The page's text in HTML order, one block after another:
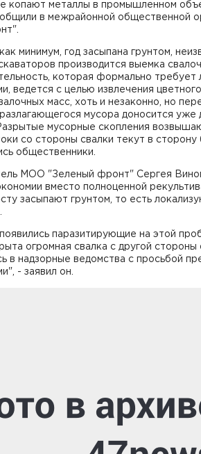
копают металлы в промышленном
в межрайонной общественной
минимум, год засыпана грунтом,
производится выемка
которая формально требует
ведется с целью извлечения
масс, хоть и незаконно, но
мусора доносится уже
мусорные скопления
со стороны свалки текут в
общественники.
МОО "Зеленый фронт" Сергея
вместо полноценной
засыпают грунтом, то есть
паразитирующие на этой
огромная свалка с другой стороны
в надзорные ведомства с просьбой
- заявил он.